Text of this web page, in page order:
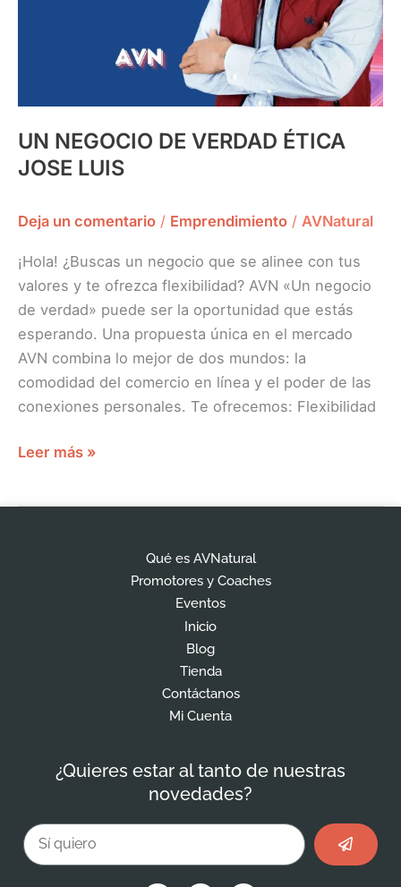
UN NEGOCIO DE VERDAD ÉTICA
JOSE LUIS
Deja un comentario / Emprendimiento / AVNatural
¡Hola! ¿Buscas un negocio que se alinee con tus
valores y te ofrezca flexibilidad? AVN «Un negocio
de verdad» puede ser la oportunidad que estás
esperando. Una propuesta única en el mercado
AVN combina lo mejor de dos mundos: la
comodidad del comercio en línea y el poder de las
conexiones personales. Te ofrecemos: Flexibilidad
Leer más »
Qué es AVNatural
Promotores y Coaches
Eventos
Inicio
Blog
Tienda
Contáctanos
Mi Cuenta
¿Quieres estar al tanto de nuestras
novedades?
Email Enviar